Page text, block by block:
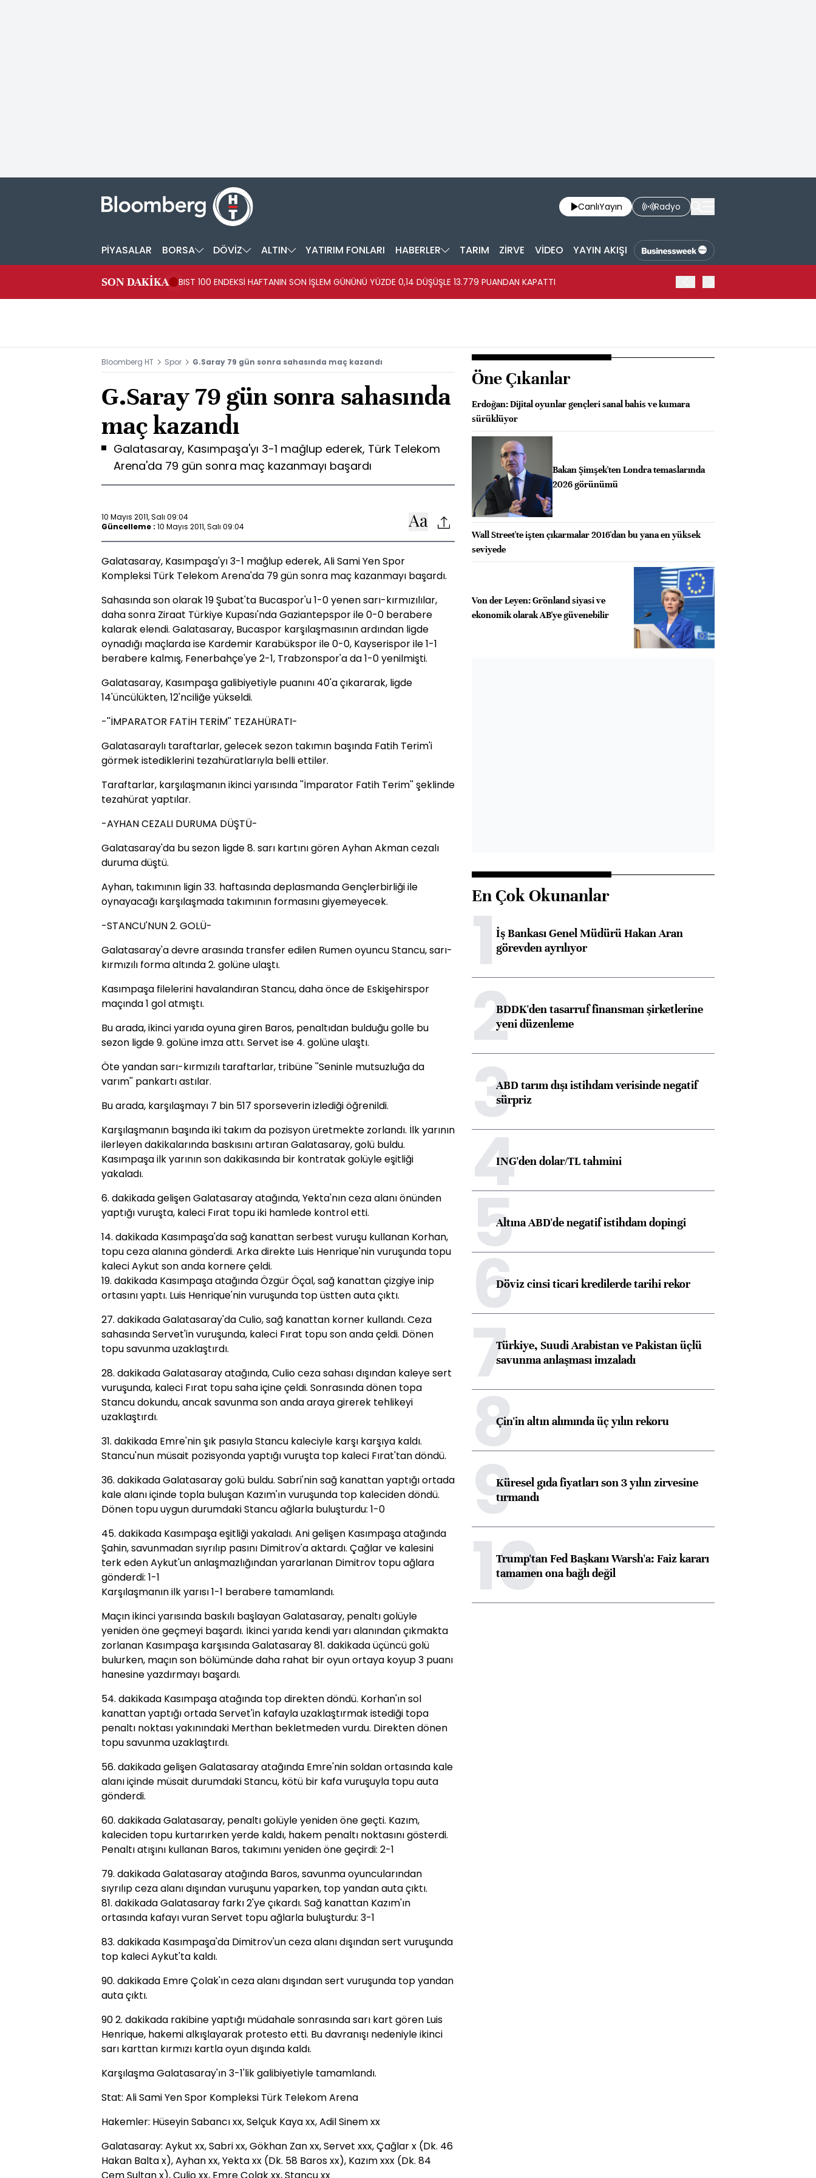
CanlıYayın Radyo
PİYASALAR BORSA DÖVİZ ALTIN YATIRIM FONLARI HABERLER TARIM ZİRVE VİDEO YAYIN AKIŞI
SON DAKİKA BIST 100 ENDEKSİ HAFTANIN SON İŞLEM GÜNÜNÜ YÜZDE 0,14 DÜŞÜŞLE 13.779 PUANDAN KAPATTI
Bloomberg HT Spor G.Saray 79 gün sonra sahasında maç kazandı
G.Saray 79 gün sonra sahasında
maç kazandı
Galatasaray, Kasımpaşa'yı 3-1 mağlup ederek, Türk Telekom
Arena'da 79 gün sonra maç kazanmayı başardı
10 Mayıs 2011, Salı 09:04
Güncelleme : 10 Mayıs 2011, Salı 09:04
Galatasaray, Kasımpaşa'yı 3-1 mağlup ederek, Ali Sami Yen Spor
Kompleksi Türk Telekom Arena'da 79 gün sonra maç kazanmayı başardı.
Sahasında son olarak 19 Şubat'ta Bucaspor'u 1-0 yenen sarı-kırmızılılar,
daha sonra Ziraat Türkiye Kupası'nda Gaziantepspor ile 0-0 berabere
kalarak elendi. Galatasaray, Bucaspor karşılaşmasının ardından ligde
oynadığı maçlarda ise Kardemir Karabükspor ile 0-0, Kayserispor ile 1-1
berabere kalmış, Fenerbahçe'ye 2-1, Trabzonspor'a da 1-0 yenilmişti.
Galatasaray, Kasımpaşa galibiyetiyle puanını 40'a çıkararak, ligde
14'üncülükten, 12'nciliğe yükseldi.
-''İMPARATOR FATİH TERİM'' TEZAHÜRATI-
Galatasaraylı taraftarlar, gelecek sezon takımın başında Fatih Terim'i
görmek istediklerini tezahüratlarıyla belli ettiler.
Taraftarlar, karşılaşmanın ikinci yarısında ''İmparator Fatih Terim'' şeklinde
tezahürat yaptılar.
-AYHAN CEZALI DURUMA DÜŞTÜ-
Galatasaray'da bu sezon ligde 8. sarı kartını gören Ayhan Akman cezalı
duruma düştü.
Ayhan, takımının ligin 33. haftasında deplasmanda Gençlerbirliği ile
oynayacağı karşılaşmada takımının formasını giyemeyecek.
-STANCU'NUN 2. GOLÜ-
Galatasaray'a devre arasında transfer edilen Rumen oyuncu Stancu, sarı-
kırmızılı forma altında 2. golüne ulaştı.
Kasımpaşa filelerini havalandıran Stancu, daha önce de Eskişehirspor
maçında 1 gol atmıştı.
Bu arada, ikinci yarıda oyuna giren Baros, penaltıdan bulduğu golle bu
sezon ligde 9. golüne imza attı. Servet ise 4. golüne ulaştı.
Öte yandan sarı-kırmızılı taraftarlar, tribüne ''Seninle mutsuzluğa da
varım'' pankartı astılar.
Bu arada, karşılaşmayı 7 bin 517 sporseverin izlediği öğrenildi.
Karşılaşmanın başında iki takım da pozisyon üretmekte zorlandı. İlk yarının
ilerleyen dakikalarında baskısını artıran Galatasaray, golü buldu.
Kasımpaşa ilk yarının son dakikasında bir kontratak golüyle eşitliği
yakaladı.
6. dakikada gelişen Galatasaray atağında, Yekta'nın ceza alanı önünden
yaptığı vuruşta, kaleci Fırat topu iki hamlede kontrol etti.
14. dakikada Kasımpaşa'da sağ kanattan serbest vuruşu kullanan Korhan,
topu ceza alanına gönderdi. Arka direkte Luis Henrique'nin vuruşunda topu
kaleci Aykut son anda kornere çeldi.
19. dakikada Kasımpaşa atağında Özgür Öçal, sağ kanattan çizgiye inip
ortasını yaptı. Luis Henrique'nin vuruşunda top üstten auta çıktı.
27. dakikada Galatasaray'da Culio, sağ kanattan korner kullandı. Ceza
sahasında Servet'in vuruşunda, kaleci Fırat topu son anda çeldi. Dönen
topu savunma uzaklaştırdı.
28. dakikada Galatasaray atağında, Culio ceza sahası dışından kaleye sert
vuruşunda, kaleci Fırat topu saha içine çeldi. Sonrasında dönen topa
Stancu dokundu, ancak savunma son anda araya girerek tehlikeyi
uzaklaştırdı.
31. dakikada Emre'nin şık pasıyla Stancu kaleciyle karşı karşıya kaldı.
Stancu'nun müsait pozisyonda yaptığı vuruşta top kaleci Fırat'tan döndü.
36. dakikada Galatasaray golü buldu. Sabri'nin sağ kanattan yaptığı ortada
kale alanı içinde topla buluşan Kazım'ın vuruşunda top kaleciden döndü.
Dönen topu uygun durumdaki Stancu ağlarla buluşturdu: 1-0
45. dakikada Kasımpaşa eşitliği yakaladı. Ani gelişen Kasımpaşa atağında
Şahin, savunmadan sıyrılıp pasını Dimitrov'a aktardı. Çağlar ve kalesini
terk eden Aykut'un anlaşmazlığından yararlanan Dimitrov topu ağlara
gönderdi: 1-1
Karşılaşmanın ilk yarısı 1-1 berabere tamamlandı.
Maçın ikinci yarısında baskılı başlayan Galatasaray, penaltı golüyle
yeniden öne geçmeyi başardı. İkinci yarıda kendi yarı alanından çıkmakta
zorlanan Kasımpaşa karşısında Galatasaray 81. dakikada üçüncü golü
bulurken, maçın son bölümünde daha rahat bir oyun ortaya koyup 3 puanı
hanesine yazdırmayı başardı.
54. dakikada Kasımpaşa atağında top direkten döndü. Korhan'ın sol
kanattan yaptığı ortada Servet'in kafayla uzaklaştırmak istediği topa
penaltı noktası yakınındaki Merthan bekletmeden vurdu. Direkten dönen
topu savunma uzaklaştırdı.
56. dakikada gelişen Galatasaray atağında Emre'nin soldan ortasında kale
alanı içinde müsait durumdaki Stancu, kötü bir kafa vuruşuyla topu auta
gönderdi.
60. dakikada Galatasaray, penaltı golüyle yeniden öne geçti. Kazım,
kaleciden topu kurtarırken yerde kaldı, hakem penaltı noktasını gösterdi.
Penaltı atışını kullanan Baros, takımını yeniden öne geçirdi: 2-1
79. dakikada Galatasaray atağında Baros, savunma oyuncularından
sıyrılıp ceza alanı dışından vuruşunu yaparken, top yandan auta çıktı.
81. dakikada Galatasaray farkı 2'ye çıkardı. Sağ kanattan Kazım'ın
ortasında kafayı vuran Servet topu ağlarla buluşturdu: 3-1
83. dakikada Kasımpaşa'da Dimitrov'un ceza alanı dışından sert vuruşunda
top kaleci Aykut'ta kaldı.
90. dakikada Emre Çolak'ın ceza alanı dışından sert vuruşunda top yandan
auta çıktı.
90 2. dakikada rakibine yaptığı müdahale sonrasında sarı kart gören Luis
Henrique, hakemi alkışlayarak protesto etti. Bu davranışı nedeniyle ikinci
sarı karttan kırmızı kartla oyun dışında kaldı.
Karşılaşma Galatasaray'ın 3-1'lik galibiyetiyle tamamlandı.
Stat: Ali Sami Yen Spor Kompleksi Türk Telekom Arena
Hakemler: Hüseyin Sabancı xx, Selçuk Kaya xx, Adil Sinem xx
Galatasaray: Aykut xx, Sabri xx, Gökhan Zan xx, Servet xxx, Çağlar x (Dk. 46
Hakan Balta x), Ayhan xx, Yekta xx (Dk. 58 Baros xx), Kazım xxx (Dk. 84
Öne Çıkanlar
Erdoğan: Dijital oyunlar gençleri sanal bahis ve kumara
sürüklüyor
Bakan Şimşek'ten Londra temaslarında
2026 görünümü
Wall Street'te işten çıkarmalar 2016'dan bu yana en yüksek
seviyede
Von der Leyen: Grönland siyasi ve
ekonomik olarak AB'ye güvenebilir
En Çok Okunanlar
1İş Bankası Genel Müdürü Hakan Aran
görevden ayrılıyor
2BDDK'den tasarruf finansman şirketlerine
yeni düzenleme
3ABD tarım dışı istihdam verisinde negatif
sürpriz
4ING'den dolar/TL tahmini
5Altına ABD'de negatif istihdam dopingi
6Döviz cinsi ticari kredilerde tarihi rekor
7Türkiye, Suudi Arabistan ve Pakistan üçlü
savunma anlaşması imzaladı
8Çin'in altın alımında üç yılın rekoru
9Küresel gıda fiyatları son 3 yılın zirvesine
tırmandı
10
Trump'tan Fed Başkanı Warsh'a: Faiz kararı
tamamen ona bağlı değil